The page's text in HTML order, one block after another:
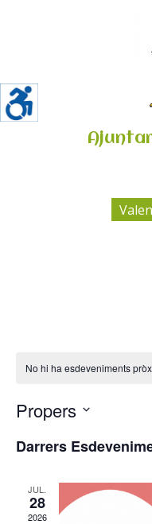
No hi ha esdeveniments
Propers
una
Darrers
JUL.
28
2026